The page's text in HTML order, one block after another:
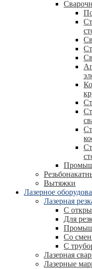
Вытяжки
Лазерное
Лазерная
С
Для
Со
С
Лазерная
Лазерные